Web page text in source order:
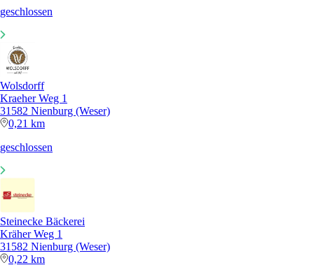
geschlossen
Wolsdorff
Kraeher Weg 1
31582 Nienburg (Weser)
0,21 km
geschlossen
Steinecke Bäckerei
Kräher Weg 1
31582 Nienburg (Weser)
0,22 km